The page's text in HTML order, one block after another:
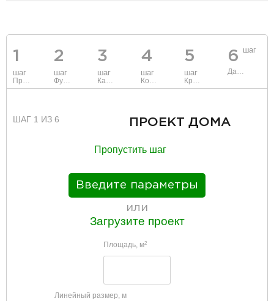
1
шаг
Проект
2
шаг
Фундамент
3
шаг
Каркас и стены
4
шаг
Коммуникации
5
шаг
Крыша
6 шаг
Данные
ШАГ 1 ИЗ 6 ПРОЕКТ ДОМА
Пропустить шаг
Введите параметры
или
Загрузите проект
Площадь, м2
Линейный размер, м